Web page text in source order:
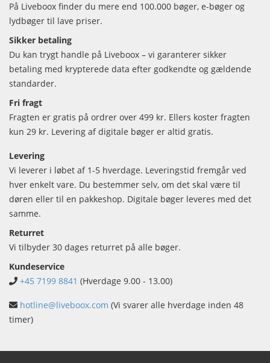
På Liveboox finder du mere end 100.000 bøger, e-bøger og
lydbøger til lave priser.
Sikker betaling
Du kan trygt handle på Liveboox – vi garanterer sikker
betaling med krypterede data efter godkendte og gældende
standarder.
Fri fragt
Fragten er gratis på ordrer over 499 kr. Ellers koster fragten
kun 29 kr. Levering af digitale bøger er altid gratis.
Levering
Vi leverer i løbet af 1-5 hverdage. Leveringstid fremgår ved
hver enkelt vare. Du bestemmer selv, om det skal være til
døren eller til en pakkeshop. Digitale bøger leveres med det
samme.
Returret
Vi tilbyder 30 dages returret på alle bøger.
Kundeservice
+45 7199 8841 (Hverdage 9.00 - 13.00)
hotline@liveboox.com (Vi svarer alle hverdage inden 48
timer)